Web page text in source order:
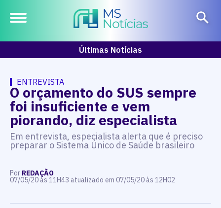
Últimas Notícias
ENTREVISTA
O orçamento do SUS sempre
foi insuficiente e vem
piorando, diz especialista
Em entrevista, especialista alerta que é preciso
preparar o Sistema Único de Saúde brasileiro
Por REDAÇÃO
07/05/20 às 11H43 atualizado em 07/05/20 às 12H02